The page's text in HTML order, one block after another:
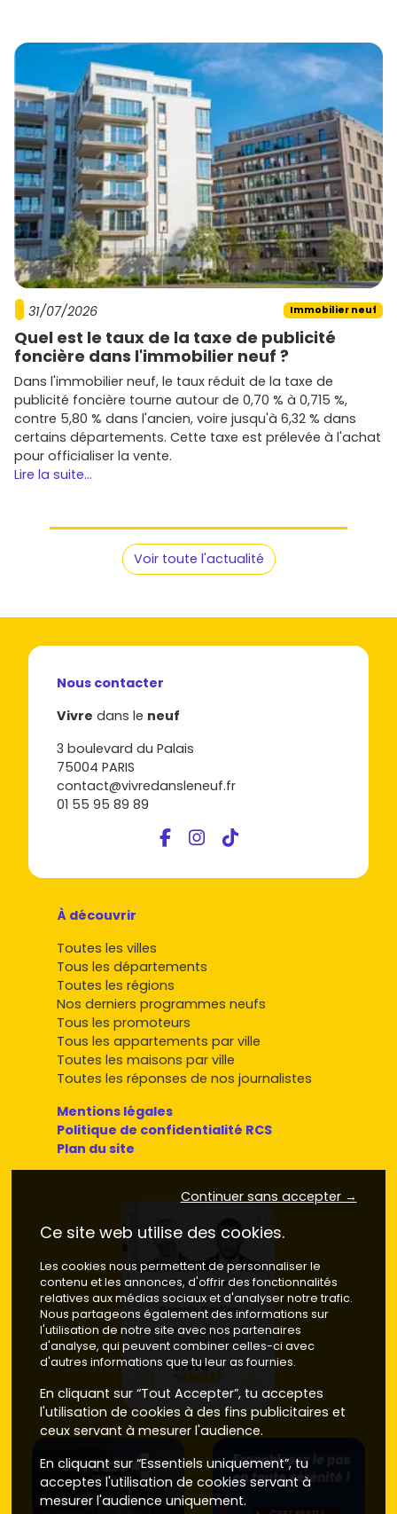
31/07/2026 Immobilier neuf
Quel est le taux de la taxe de publicité
foncière dans l'immobilier neuf ?
Dans l'immobilier neuf, le taux réduit de la taxe de
publicité foncière tourne autour de 0,70 % à 0,715 %,
contre 5,80 % dans l'ancien, voire jusqu'à 6,32 % dans
certains départements. Cette taxe est prélevée à l'achat
pour officialiser la vente.
Lire la suite...
Voir toute l'actualité
Nous contacter
Vivre dans le neuf
3 boulevard du Palais
75004 PARIS
contact@vivredansleneuf.fr
01 55 95 89 89
À découvrir
Toutes les villes
Tous les départements
Toutes les régions
Nos derniers programmes neufs
Tous les promoteurs
Tous les appartements par ville
Toutes les maisons par ville
Toutes les réponses de nos journalistes
Mentions légales
Politique de confidentialité RCS
Plan du site
Continuer sans accepter →
Ce site web utilise des cookies.
Les cookies nous permettent de personnaliser le
contenu et les annonces, d'offrir des fonctionnalités
relatives aux médias sociaux et d'analyser notre trafic.
Nous partageons également des informations sur
l'utilisation de notre site avec nos partenaires
d'analyse, qui peuvent combiner celles-ci avec
d'autres informations que tu leur as fournies.
En cliquant sur “Tout Accepter”, tu acceptes
l'utilisation de cookies à des fins publicitaires et
ceux servant à mesurer l'audience.
En cliquant sur “Essentiels uniquement”, tu
acceptes l'utilisation de cookies servant à
mesurer l'audience uniquement.